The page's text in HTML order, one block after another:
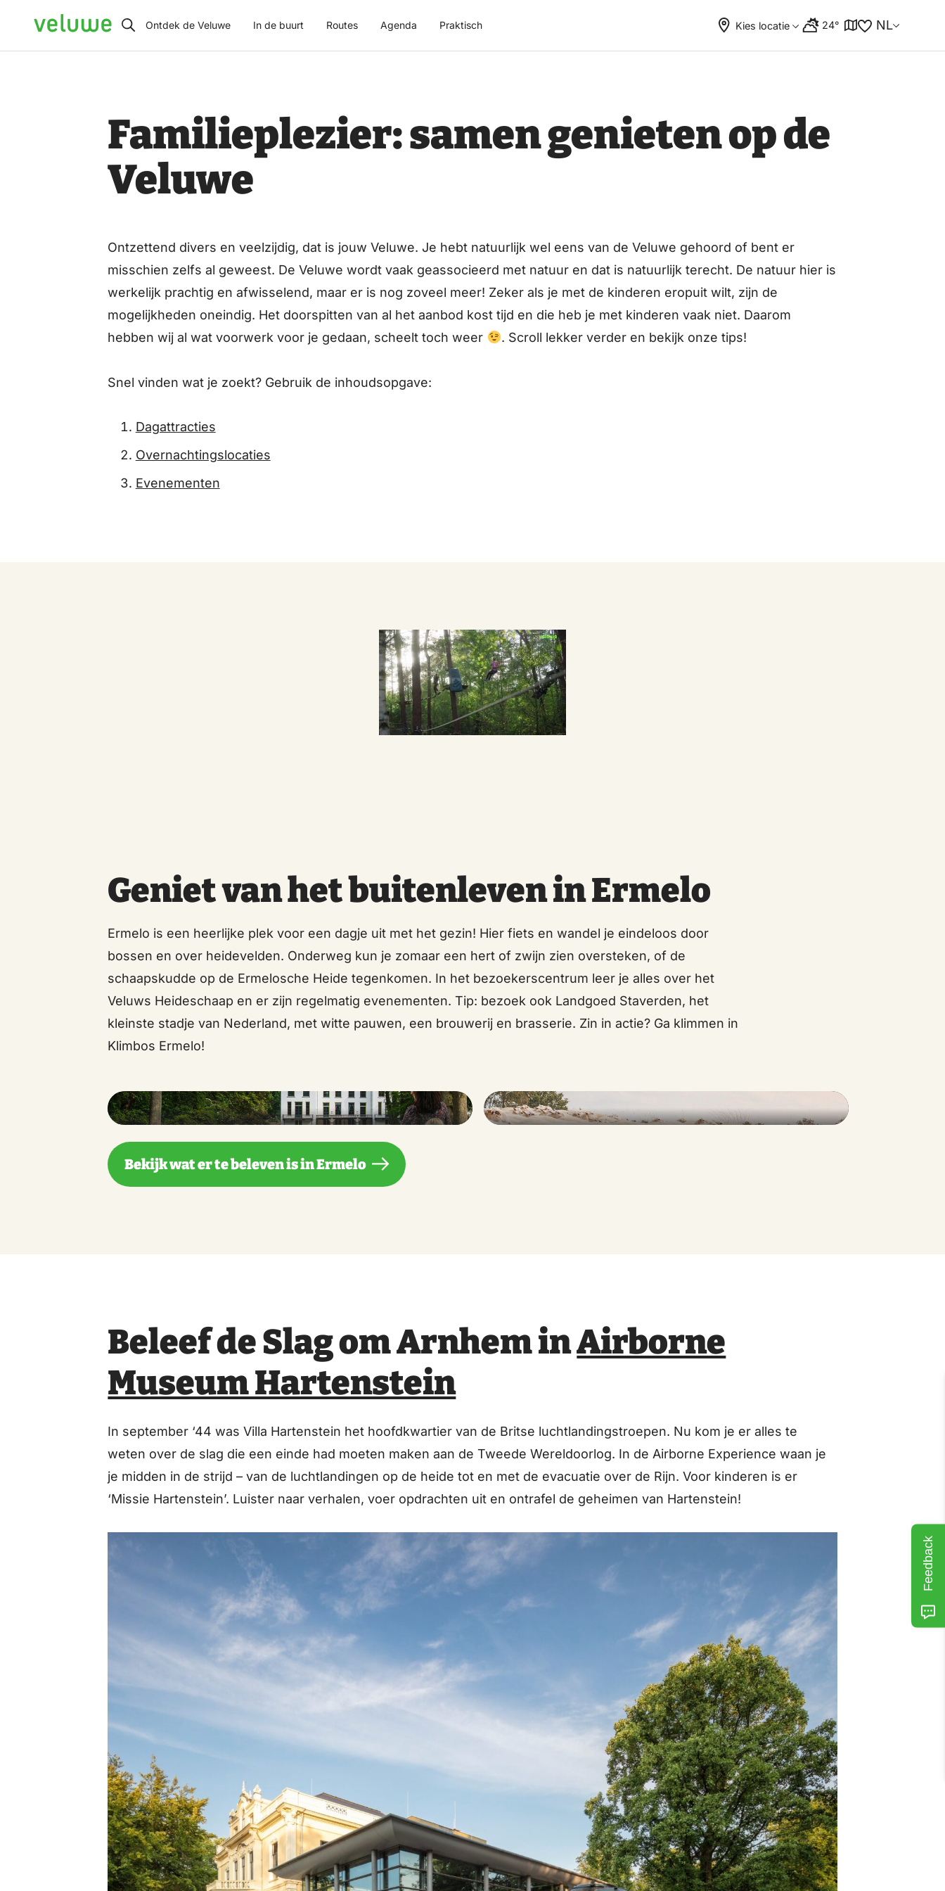
Veluwe Ontdek de Veluwe In de buurt Routes Agenda Praktisch Kies locatie 24° NL
Familieplezier:
Familieplezier: samen genieten op de
Veluwe
Ontzettend divers en veelzijdig, dat is jouw Veluwe. Je hebt natuurlijk wel eens van de Veluwe gehoord of bent er
misschien zelfs al geweest. De Veluwe wordt vaak geassocieerd met natuur en dat is natuurlijk terecht. De natuur hier is
werkelijk prachtig en afwisselend, maar er is nog zoveel meer! Zeker als je met de kinderen eropuit wilt, zijn de
mogelijkheden oneindig. Het doorspitten van al het aanbod kost tijd en die heb je met kinderen vaak niet. Daarom
hebben wij al wat voorwerk voor je gedaan, scheelt toch weer
. Scroll lekker verder en bekijk onze tips!
Snel vinden wat je zoekt? Gebruik de inhoudsopgave:
Dagattracties
Overnachtingslocaties
Evenementen
Geniet van het buitenleven in Ermelo
Ermelo is een heerlijke plek voor een dagje uit met het gezin! Hier fiets en wandel je eindeloos door
bossen en over heidevelden. Onderweg kun je zomaar een hert of zwijn zien oversteken, of de
schaapskudde op de Ermelosche Heide tegenkomen. In het bezoekerscentrum leer je alles over het
Veluws Heideschaap en er zijn regelmatig evenementen. Tip: bezoek ook Landgoed Staverden, het
kleinste stadje van Nederland, met witte pauwen, een brouwerij en brasserie. Zin in actie? Ga klimmen in
Klimbos Ermelo!
Bekijk wat er te beleven is in Ermelo
Beleef de Slag om Arnhem inAirborne
Museum Hartenstein
In september ‘44 was Villa Hartenstein het hoofdkwartier van de Britse luchtlandingstroepen. Nu kom je er alles te
weten over de slag die een einde had moeten maken aan de Tweede Wereldoorlog. In de Airborne Experience waan je
je midden in de strijd – van de luchtlandingen op de heide tot en met de evacuatie over de Rijn. Voor kinderen is er
‘Missie Hartenstein’. Luister naar verhalen, voer opdrachten uit en ontrafel de geheimen van Hartenstein!
Feedback